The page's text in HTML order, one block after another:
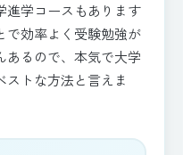
進学コースもあります
で効率よく受験勉強が
あるので、本気で大学
ストな方法と言えま